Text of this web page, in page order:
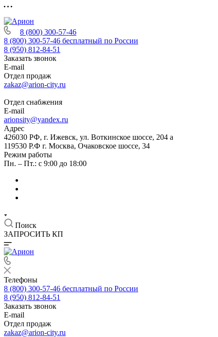
8 (800) 300-57-46
8 (800) 300-57-46 бесплатный по России
8 (950) 812-84-51
Заказать звонок
E-mail
Отдел продаж
zakaz@arion-city.ru
Отдел снабжения
E-mail
arionsity@yandex.ru
Адрес
426030 РФ, г. Ижевск, ул. Воткинское шоссе, 204 а
119530 Р.Ф г. Москва, Очаковское шоссе, 34
Режим работы
Пн. – Пт.: с 9:00 до 18:00
Поиск
ЗАПРОСИТЬ КП
Телефоны
8 (800) 300-57-46 бесплатный по России
8 (950) 812-84-51
Заказать звонок
E-mail
Отдел продаж
zakaz@arion-city.ru